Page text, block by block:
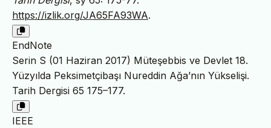
https://izlik.org/JA65FA93WA.
EndNote
Serin S (01 Haziran 2017) Müteşebbis ve Devlet 18.
Yüzyılda Peksimetçibaşı Nureddin Ağa’nın Yükselişi.
Tarih Dergisi 65 175–177.
IEEE